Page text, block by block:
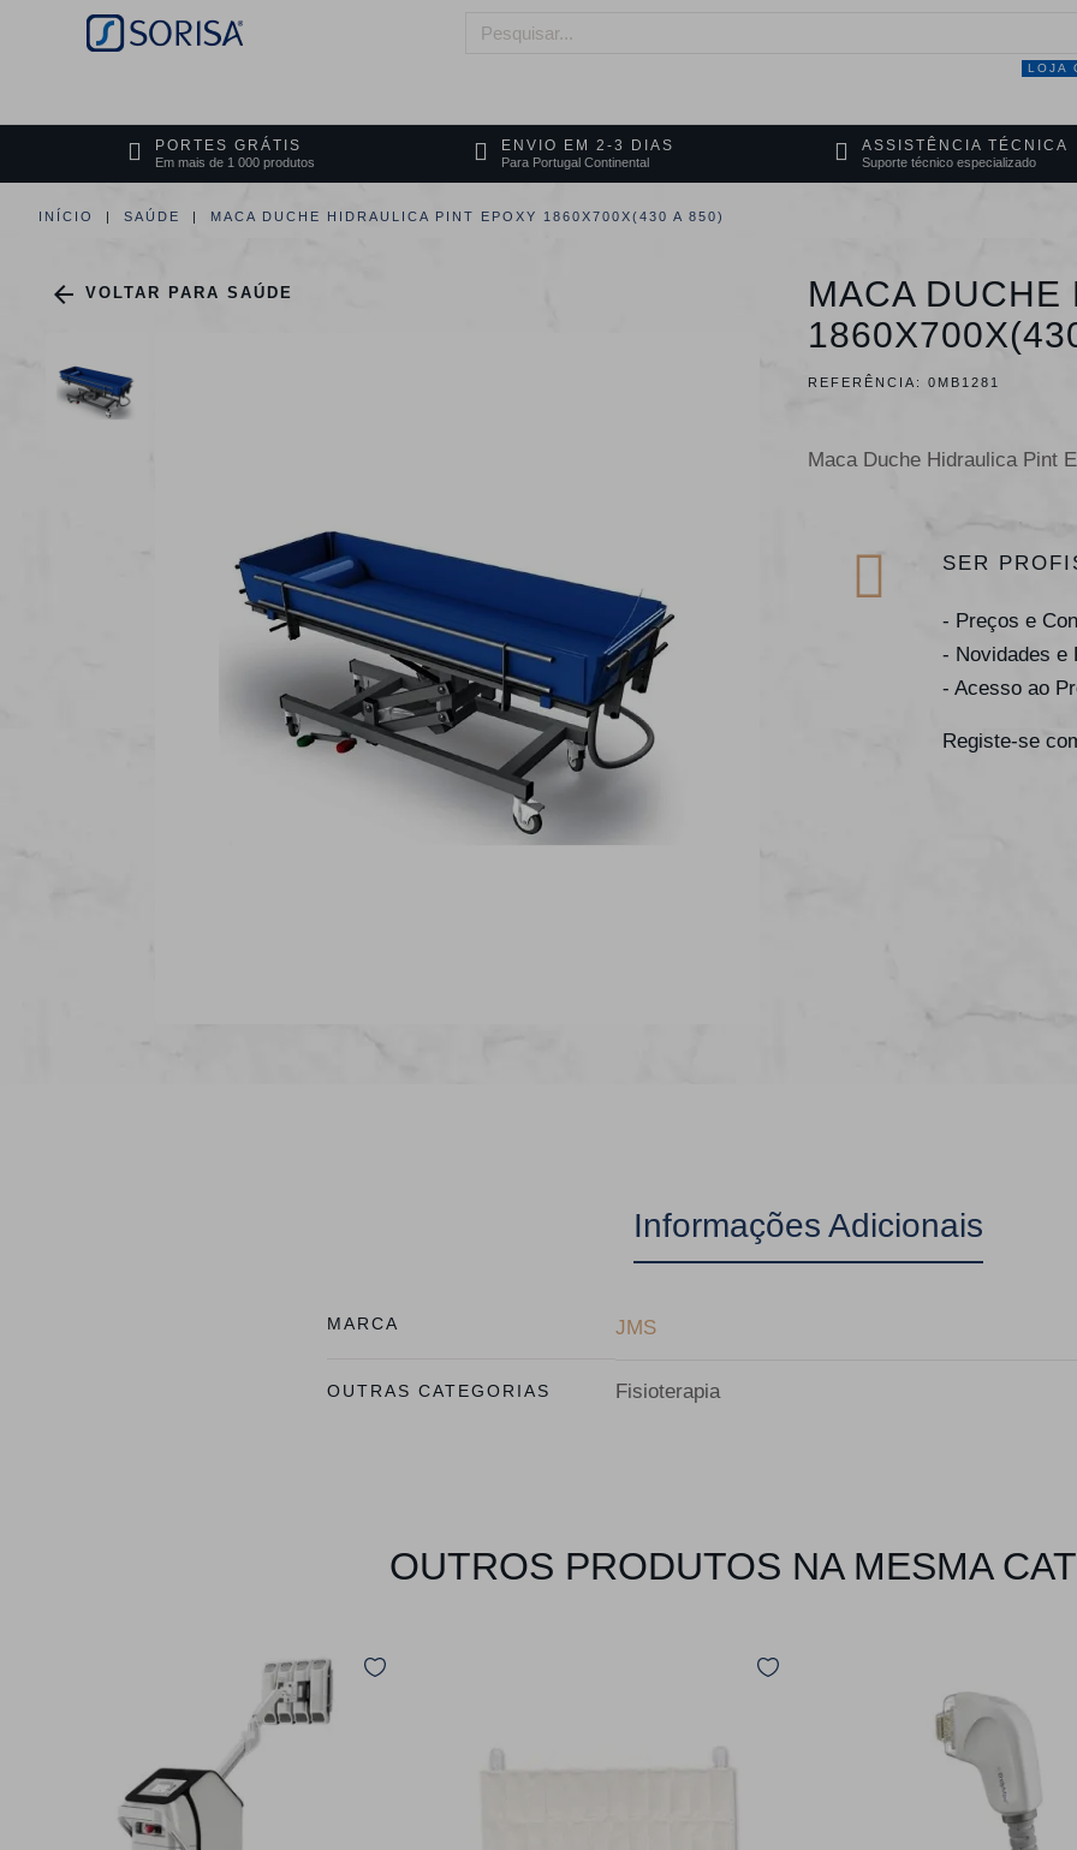
LOJA
PORTES GRÁTIS
Em mais de 1 000 produtos
ENVIO EM 2-3 DIAS
Para Portugal Continental
ASSISTÊNCIA TÉCNICA
Suporte técnico especializado
INÍCIO SAÚDE MACA DUCHE HIDRAULICA PINT EPOXY 1860X700X(430 A 850)
 VOLTAR PARA SAÚDE
MACA DUCHE
REFERÊNCIA: 0MB1281
Maca Duche Hidraulica Pint
SER
- Preços e
- Novidades e
- Acesso ao
Registe-se
Informações Adicionais
MARCA JMS
OUTRAS CATEGORIAS Fisioterapia
OUTROS PRODUTOS NA MESMA